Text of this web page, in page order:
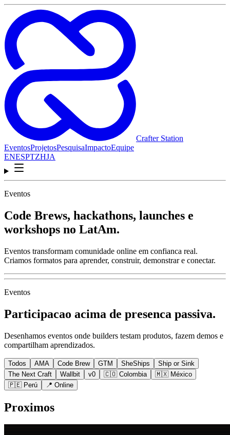
Crafter Station
EventosProjetosPesquisaImpactoEquipe
ENESPTZHJA
Eventos
Code Brews, hackathons, launches e
workshops no LatAm.
Eventos transformam comunidade online em confianca real.
Criamos formatos para aprender, construir, demonstrar e conectar.
Eventos
Participacao acima de presenca passiva.
Desenhamos eventos onde builders testam produtos, fazem demos e
compartilham aprendizados.
Todos AMA Code Brew GTM SheShips
Ship or Sink
The Next Craft
Wallbit v0 🇨🇴 Colombia
🇲🇽 México
🇵🇪 Perú
📍 Online
Proximos